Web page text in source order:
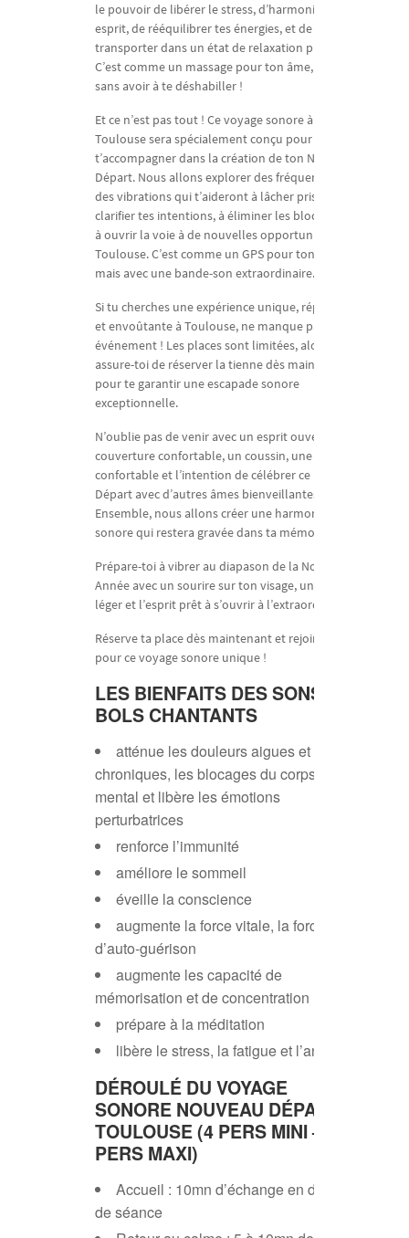
le pouvoir de libérer le stress, d’harmoniser ton
esprit, de rééquilibrer tes énergies, et de te
transporter dans un état de relaxation profonde.
C’est comme un massage pour ton âme, mais
sans avoir à te déshabiller !
Et ce n’est pas tout ! Ce voyage sonore à
Toulouse sera spécialement conçu pour
t’accompagner dans la création de ton Nouveau
Départ. Nous allons explorer des fréquences et
des vibrations qui t’aideront à lâcher prise, à
clarifier tes intentions, à éliminer les blocages et
à ouvrir la voie à de nouvelles opportunités à
Toulouse. C’est comme un GPS pour ton avenir,
mais avec une bande-son extraordinaire.
Si tu cherches une expérience unique, réparatrice
et envoûtante à Toulouse, ne manque pas cet
événement ! Les places sont limitées, alors
assure-toi de réserver la tienne dès maintenant
pour te garantir une escapade sonore
exceptionnelle.
N’oublie pas de venir avec un esprit ouvert, une
couverture confortable, un coussin, une tenue
confortable et l’intention de célébrer ce Nouveau
Départ avec d’autres âmes bienveillantes.
Ensemble, nous allons créer une harmonie
sonore qui restera gravée dans ta mémoire.
Prépare-toi à vibrer au diapason de la Nouvelle
Année avec un sourire sur ton visage, un cœur
léger et l’esprit prêt à s’ouvrir à l’extraordinaire.
Réserve ta place dès maintenant et rejoins-moi
pour ce voyage sonore unique !
LES BIENFAITS DES SONS DES
BOLS CHANTANTS
atténue les douleurs aigues et
chroniques, les blocages du corps, du
mental et libère les émotions
perturbatrices
renforce l’immunité
améliore le sommeil
éveille la conscience
augmente la force vitale, la force
d’auto-guérison
augmente les capacité de
mémorisation et de concentration
prépare à la méditation
libère le stress, la fatigue et l’anxiété
DÉROULÉ DU VOYAGE
SONORE NOUVEAU DÉPART
TOULOUSE(4 PERS MINI – 6
PERS MAXI)
Accueil : 10mn d’échange en début
de séance